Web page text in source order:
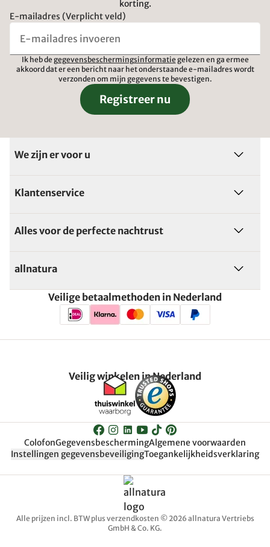
korting.
E-mailadres (Verplicht veld)
Ik heb de gegevensbeschermingsinformatie gelezen en ga ermee
akkoord dat er een bericht naar het onderstaande e-mailadres wordt
verzonden om mijn gegevens te bevestigen.
Registreer nu
We zijn er voor u
Klantenservice
Alles voor de perfecte nachtrust
allnatura
Veilige betaalmethoden in Nederland
Veilig winkelen in Nederland
ColofonGegevensbeschermingAlgemene voorwaarden
Instellingen gegevensbeveiligingToegankelijkheidsverklaring
Alle prijzen incl. BTW plus verzendkosten © 2026 allnatura Vertriebs
GmbH & Co. KG.